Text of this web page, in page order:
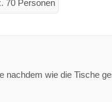
70 Personen
nachdem wie die Tische